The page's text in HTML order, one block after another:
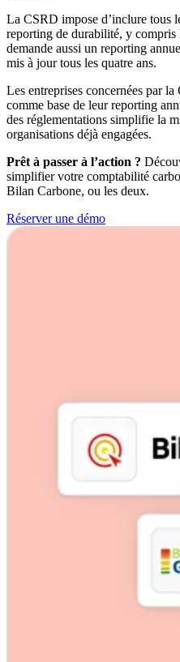
La CSRD impose d’inclure tous
reporting de durabilité, y compris
demande aussi un reporting
mis à jour tous les quatre ans.
Les entreprises concernées par
comme base de leur reporting
des réglementations simplifie la
organisations déjà engagées.
Prêt à passer à l’action ?
simplifier votre comptabilité
Bilan Carbone, ou les deux.
Réserver une démo